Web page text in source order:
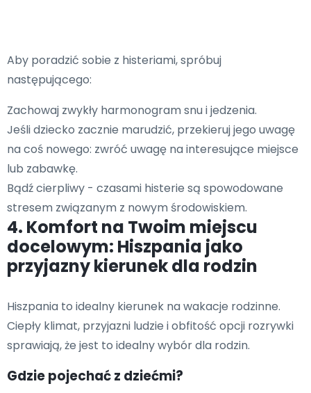
Aby poradzić sobie z histeriami, spróbuj
następującego:
Zachowaj zwykły harmonogram snu i jedzenia.
Jeśli dziecko zacznie marudzić, przekieruj jego uwagę
na coś nowego: zwróć uwagę na interesujące miejsce
lub zabawkę.
Bądź cierpliwy - czasami histerie są spowodowane
stresem związanym z nowym środowiskiem.
4. Komfort na Twoim miejscu
docelowym: Hiszpania jako
przyjazny kierunek dla rodzin
Hiszpania to idealny kierunek na wakacje rodzinne.
Ciepły klimat, przyjazni ludzie i obfitość opcji rozrywki
sprawiają, że jest to idealny wybór dla rodzin.
Gdzie pojechać z dziećmi?